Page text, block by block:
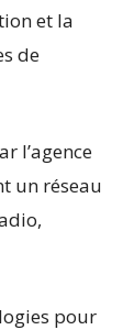
et la
de
l’agence
un réseau
pour